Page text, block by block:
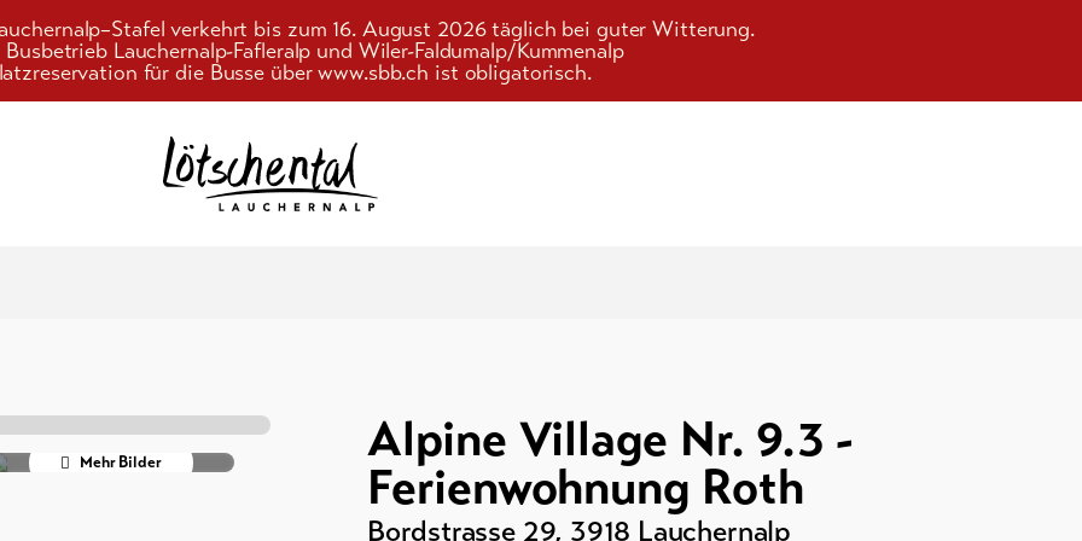
verkehrt bis zum 16. August 2026 täglich bei guter Witterung.
Busbetrieb Lauchernalp-Fafleralp und Wiler-Faldumalp/Kummenalp
für die Busse über www.sbb.ch ist obligatorisch.
Mehr Bilder
Alpine Village Nr. 9.3 -
Ferienwohnung Roth
Bordstrasse 29, 3918 Lauchernalp